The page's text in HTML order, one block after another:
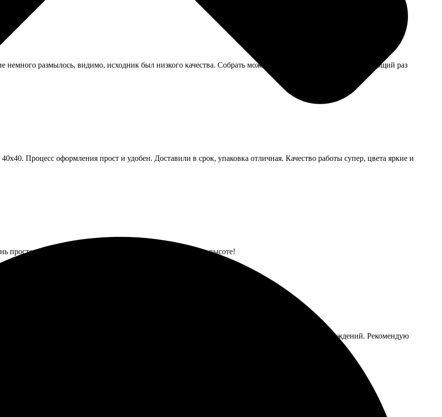
немного размылось, видимо, исходник был низкого качества. Собрать можно, но детализация не та. В следующий раз
Процесс оформления прост и удобен. Доставили в срок, упаковка отличная. Качество работы супер, цвета яркие и
простое, удобно через сайт. Работают быстро, результат на высоте!
заказа. Качество холста на высоте, цветопередача радует глаз. Доставили быстро, без повреждений. Рекомендую